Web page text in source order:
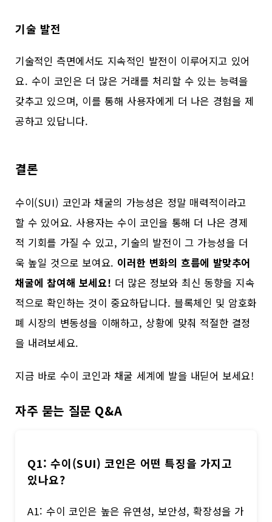
기술 발전
기술적인 측면에서도 지속적인 발전이 이루어지고 있어
요. 수이 코인은 더 많은 거래를 처리할 수 있는 능력을
갖추고 있으며, 이를 통해 사용자에게 더 나은 경험을 제
공하고 있답니다.
결론
수이(SUI) 코인과 채굴의 가능성은 정말 매력적이라고
할 수 있어요. 사용자는 수이 코인을 통해 더 나은 경제
적 기회를 가질 수 있고, 기술의 발전이 그 가능성을 더
욱 높일 것으로 보여요. 이러한 변화의 흐름에 발맞추어
채굴에 참여해 보세요! 더 많은 정보와 최신 동향을 지속
적으로 확인하는 것이 중요하답니다. 블록체인 및 암호화
폐 시장의 변동성을 이해하고, 상황에 맞춰 적절한 결정
을 내려보세요.
지금 바로 수이 코인과 채굴 세계에 발을 내딛어 보세요!
자주 묻는 질문 Q&A
Q1: 수이(SUI) 코인은 어떤 특징을 가지고
있나요?
A1: 수이 코인은 높은 유연성, 보안성, 확장성을 가